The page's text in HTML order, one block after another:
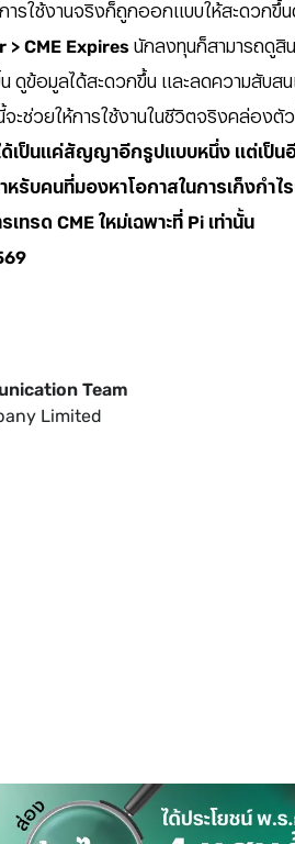
รใช้งานจริงก็ถูกออกแบบให้สะดวกขึ้
> CME Expiresนักลงทุนก็สามารถดูสิน
ข้อมูลได้สะดวกขึ้น และลดความสับสน
ช่วยให้การใช้งานในชีวิตจริงคล่องตั
เป็นแค่สัญญาอีกรูปแบบหนึ่ง แต่เป็นอี
รับคนที่มองหาโอกาสในการเก็งกำไ
ทรด CME ใหม่เฉพาะที่ Pi เท่านั้น
Team
Limited